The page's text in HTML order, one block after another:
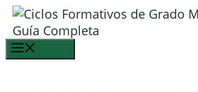
Saltar
al
contenido